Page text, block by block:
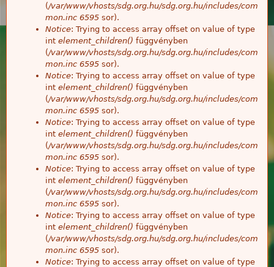
(/var/www/vhosts/sdg.org.hu/sdg.org.hu/includes/com
mon.inc 6595 sor).
Notice: Trying to access array offset on value of type
int element_children() függvényben
(/var/www/vhosts/sdg.org.hu/sdg.org.hu/includes/com
mon.inc 6595 sor).
Notice: Trying to access array offset on value of type
int element_children() függvényben
(/var/www/vhosts/sdg.org.hu/sdg.org.hu/includes/com
mon.inc 6595 sor).
Notice: Trying to access array offset on value of type
int element_children() függvényben
(/var/www/vhosts/sdg.org.hu/sdg.org.hu/includes/com
mon.inc 6595 sor).
Notice: Trying to access array offset on value of type
int element_children() függvényben
(/var/www/vhosts/sdg.org.hu/sdg.org.hu/includes/com
mon.inc 6595 sor).
Notice: Trying to access array offset on value of type
int element_children() függvényben
(/var/www/vhosts/sdg.org.hu/sdg.org.hu/includes/com
mon.inc 6595 sor).
Notice: Trying to access array offset on value of type